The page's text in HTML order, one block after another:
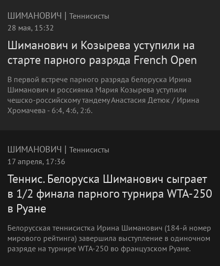
ШИМАНОВИЧ | Теннисисты
28 мая, 15:32
Шиманович и Козырева уступили на
старте парного разряда French Open
В первой встрече парного разряда белоруска Ирина
Шиманович и россиянка Мария Козырева уступили
чешско-российскому тандему Анастасия Детюк / Ирина
Хромачева - 6:4, 4:6, 2:6.
ШИМАНОВИЧ | Теннисисты
17 апреля, 17:36
Теннис. Белоруска Шиманович сыграет
в 1/2 финала парного турнира WTA-250
в Руане
Белорусская теннисистка Ирина Шиманович (184-й номер
мирового рейтинга) завершила выступление в одиночном
разряде на турнире WTA-250 во французском Руане.